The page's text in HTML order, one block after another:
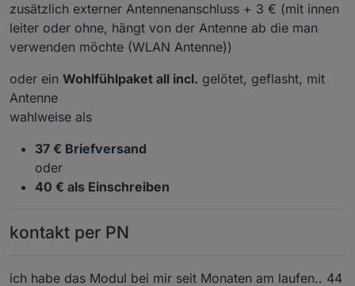
zusätzlich externer Antennenanschluss + 3 € (mit innen
leiter oder ohne, hängt von der Antenne ab die man
verwenden möchte (WLAN Antenne))
oder ein Wohlfühlpaket all incl. gelötet, geflasht, mit
Antenne
wahlweise als
37 € Briefversand
oder
40 € als Einschreiben
kontakt per PN
ich habe das Modul bei mir seit Monaten am laufen.. 44